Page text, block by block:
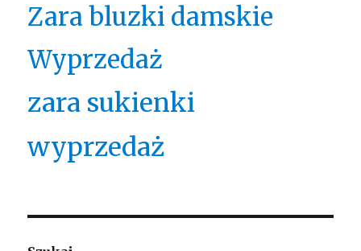
Zara bluzki damskie
Wyprzedaż
zara sukienki
wyprzedaż